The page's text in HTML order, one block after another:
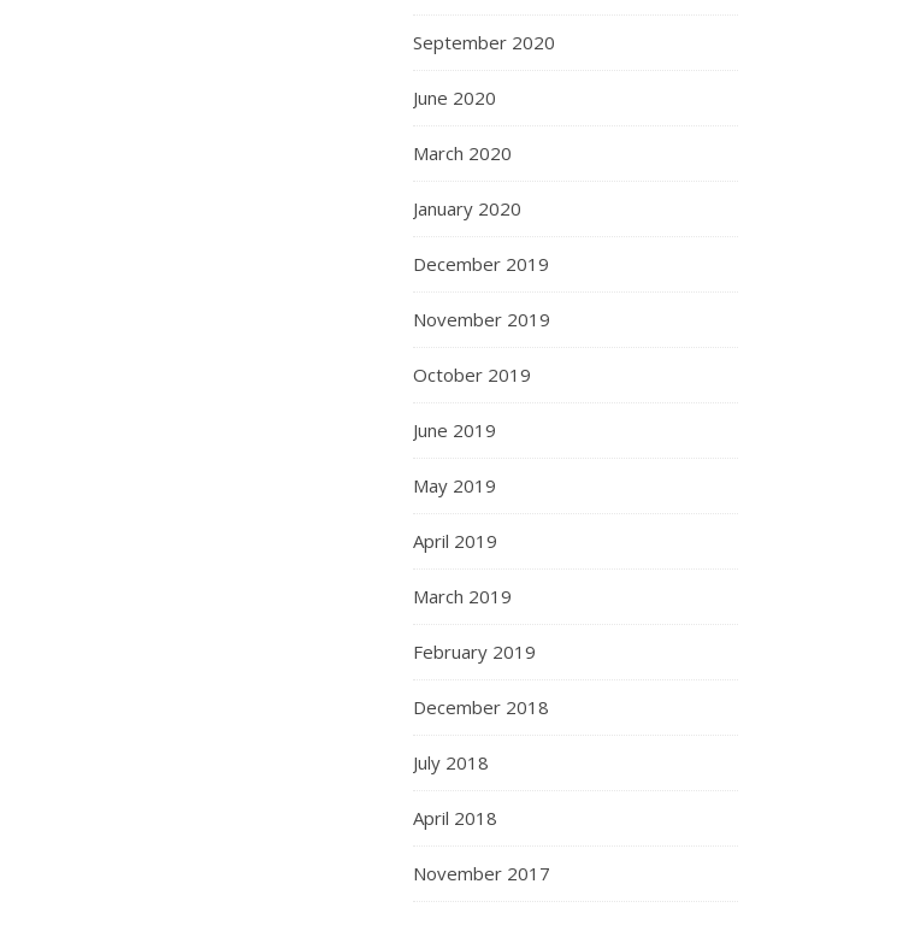
September 2020
June 2020
March 2020
January 2020
December 2019
November 2019
October 2019
June 2019
May 2019
April 2019
March 2019
February 2019
December 2018
July 2018
April 2018
November 2017